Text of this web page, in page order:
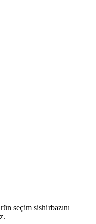
seçim sishirbazını